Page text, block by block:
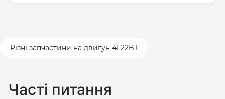
Різні запчастини на двигун 4L22BT
Часті питання